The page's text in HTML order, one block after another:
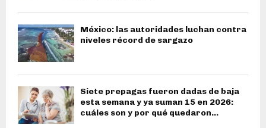
México: las autoridades luchan contra
niveles récord de sargazo
Siete prepagas fueron dadas de baja
esta semana y ya suman 15 en 2026:
cuáles son y por qué quedaron...